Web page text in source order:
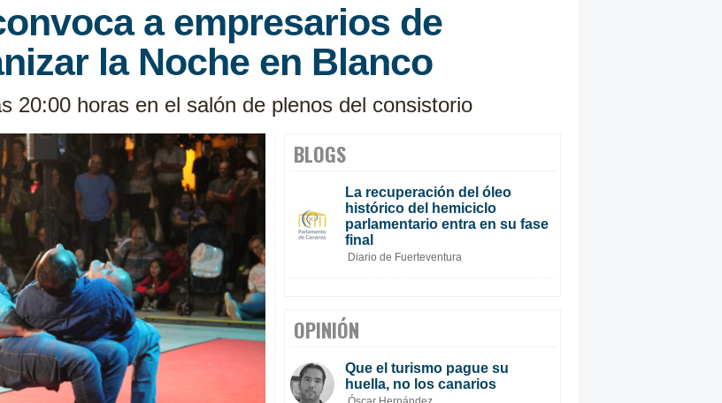
a empresarios de
la Noche en Blanco
20:00 horas en el salón de plenos del consistorio
BLOGS
La recuperación del óleo
histórico del hemiciclo
parlamentario entra en su fase
final
Diario de Fuerteventura
OPINIÓN
Que el turismo pague su
huella, no los canarios